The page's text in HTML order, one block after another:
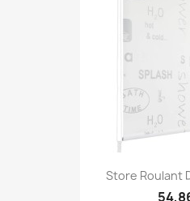
Store Roulant